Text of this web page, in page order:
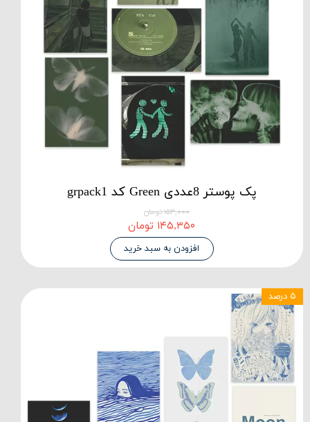
پک پوستر 8عددی Green کد grpack1
۱۵۳,۰۰۰ تومان
۱۴۵,۳۵۰ تومان
افزودن به سبد خرید
۵ درصد